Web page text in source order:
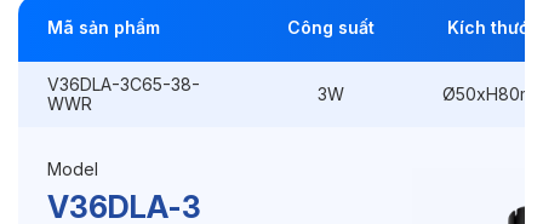
Điều hướng:
Có chỉnh hướng
Kích thướcØ50xH80mm
Điện áp: 220VAC, 50Hz
Mã sản phẩm Công suất Kích thước
V36DLA-3C65-38-
WWR
3W
Model
V36DLA-3